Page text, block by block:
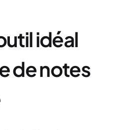
idéal
de notes